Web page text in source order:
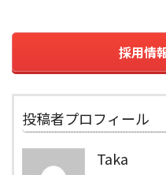
採用情
投稿者プロフィール
Taka